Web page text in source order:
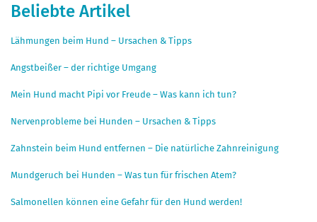
Beliebte Artikel
Lähmungen beim Hund – Ursachen & Tipps
Angstbeißer – der richtige Umgang
Mein Hund macht Pipi vor Freude – Was kann ich tun?
Nervenprobleme bei Hunden – Ursachen & Tipps
Zahnstein beim Hund entfernen – Die natürliche Zahnreinigung
Mundgeruch bei Hunden – Was tun für frischen Atem?
Salmonellen können eine Gefahr für den Hund werden!